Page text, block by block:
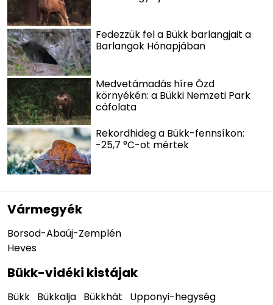
Fedezzük fel a Bükk barlangjait a
Barlangok Hónapjában
Medvetámadás híre Ózd
környékén: a Bükki Nemzeti Park
cáfolata
Rekordhideg a Bükk-fennsíkon:
-25,7 °C-ot mértek
Vármegyék
Borsod-Abaúj-Zemplén
Heves
Bükk-vidéki kistájak
Bükk Bükkalja Bükkhát Upponyi-hegység